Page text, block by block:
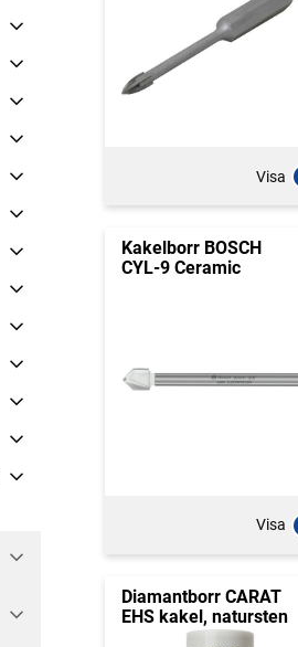
Visa
Kakelborr BOSCH
CYL-9 Ceramic
Visa
Diamantborr CARAT
EHS kakel, natursten